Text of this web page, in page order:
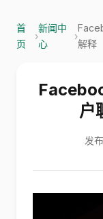
首
页
›
新闻中
心
›
解释
户
发